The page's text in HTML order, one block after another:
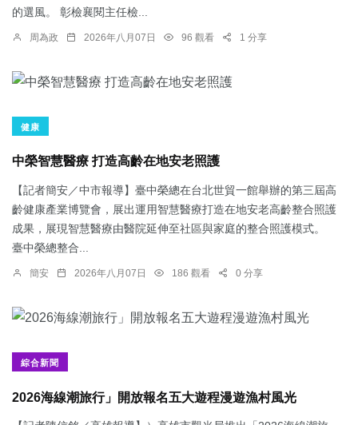
的選風。 彰檢襄閱主任檢...
周為政 2026年八月07日 96 觀看 1 分享
健康
中榮智慧醫療 打造高齡在地安老照護
【記者簡安／中市報導】臺中榮總在台北世貿一館舉辦的第三屆高
齡健康產業博覽會，展出運用智慧醫療打造在地安老高齡整合照護
成果，展現智慧醫療由醫院延伸至社區與家庭的整合照護模式。
臺中榮總整合...
簡安 2026年八月07日 186 觀看 0 分享
綜合新聞
2026海線潮旅行」開放報名五大遊程漫遊漁村風光